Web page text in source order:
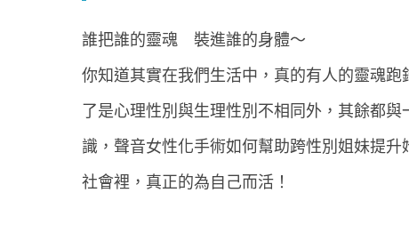
誰把誰的靈魂 裝進誰的身體～
你知道其實在我們生活中，真的有人的靈魂
了是心理性別與生理性別不相同外，其餘都
識，聲音女性化手術如何幫助跨性別姐妹提
社會裡，真正的為自己而活！